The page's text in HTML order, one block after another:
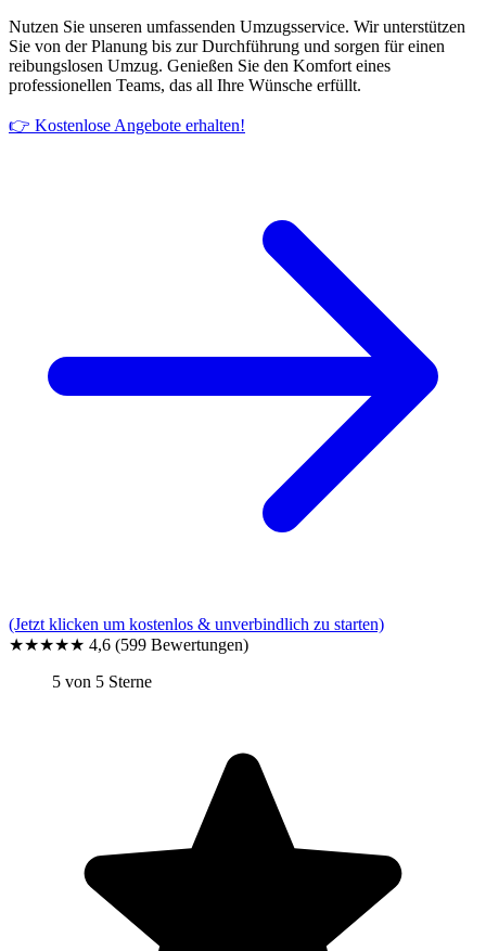
Nutzen Sie unseren umfassenden Umzugsservice. Wir unterstützen
Sie von der Planung bis zur Durchführung und sorgen für einen
reibungslosen Umzug. Genießen Sie den Komfort eines
professionellen Teams, das all Ihre Wünsche erfüllt.
👉 Kostenlose Angebote erhalten!
(Jetzt klicken um kostenlos & unverbindlich zu starten)
★★★★★ 4,6 (599 Bewertungen)
5 von 5 Sterne